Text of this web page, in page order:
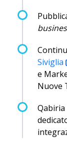
Siviglia
e
Nuove
Qabiria